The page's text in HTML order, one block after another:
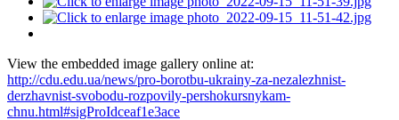
View the embedded image gallery online at:
http://cdu.edu.ua/news/pro-borotbu-ukrainy-za-nezalezhnist-
derzhavnist-svobodu-rozpovily-pershokursnykam-
chnu.html#sigProIdceaf1e3ace